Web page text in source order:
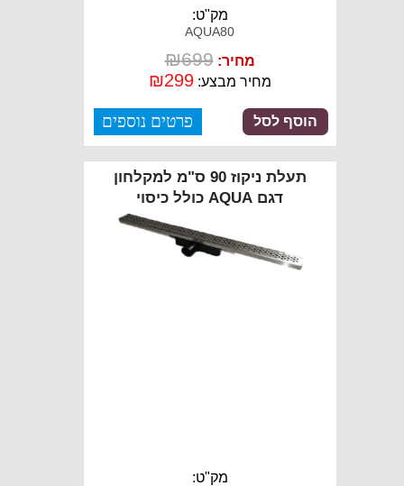
מק"ט:
AQUA80
מחיר: ₪699
מחיר מבצע: ₪299
פרטים נוספים הוסף לסל
תעלת ניקוז 90 ס"מ למקלחון
דגם AQUA כולל כיסוי
מק"ט: